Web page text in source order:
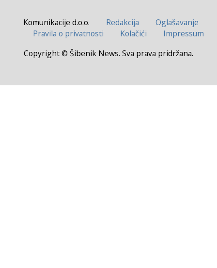
Komunikacije d.o.o. Redakcija
Oglašavanje
Pravila o privatnosti
Kolačići
Impressum
Copyright © Šibenik News. Sva prava pridržana.